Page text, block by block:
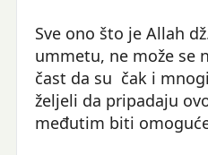
Sve ono što je Allah
ummetu, ne može se
čast da su čak i
željeli da pripadaju
međutim biti